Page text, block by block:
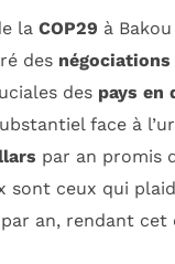
la COP29 à
des négociations
des pays en
face à
par an promis
sont ceux qui
par an, rendant cet